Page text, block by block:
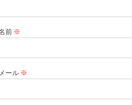
前 ※
メール ※